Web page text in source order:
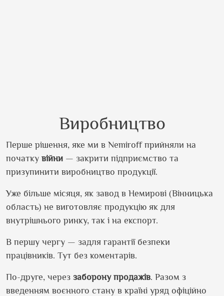
Виробництво
Перше рішення, яке ми в Nemiroff прийняли на
початку війни — закрити підприємство та
призупинити виробництво продукції.
Уже більше місяця, як завод в Немирові (Вінницька
область) не виготовляє продукцію як для
внутрішнього ринку, так і на експорт.
В першу чергу — задля гарантії безпеки
працівників. Тут без коментарів.
По-друге, через заборону продажів. Разом з
введенням воєнного стану в країні уряд офіційно